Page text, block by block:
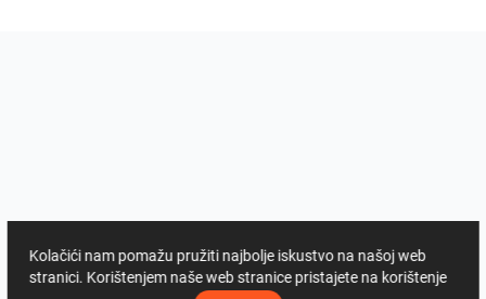
Kolačići nam pomažu pružiti najbolje iskustvo na našoj web
stranici. Korištenjem naše web stranice pristajete na korištenje